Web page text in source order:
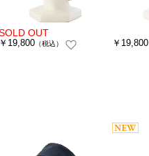
￥19,800 （税込） ￥19,800